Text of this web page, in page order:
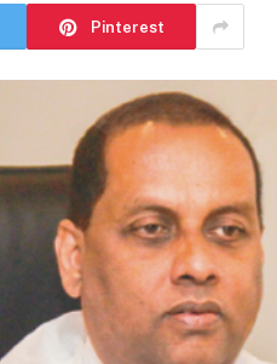
Pinterest